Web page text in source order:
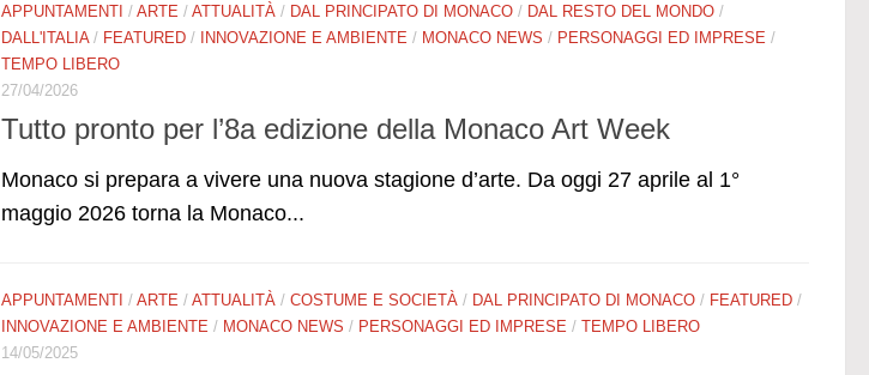
APPUNTAMENTI / ARTE / ATTUALITÀ / DAL PRINCIPATO DI MONACO / DAL RESTO DEL MONDO /
DALL'ITALIA / FEATURED / INNOVAZIONE E AMBIENTE / MONACO NEWS / PERSONAGGI ED IMPRESE /
TEMPO LIBERO
27/04/2026
Tutto pronto per l’8a edizione della Monaco Art Week
Monaco si prepara a vivere una nuova stagione d’arte. Da oggi 27 aprile al 1°
maggio 2026 torna la Monaco...
APPUNTAMENTI / ARTE / ATTUALITÀ / COSTUME E SOCIETÀ / DAL PRINCIPATO DI MONACO / FEATURED /
INNOVAZIONE E AMBIENTE / MONACO NEWS / PERSONAGGI ED IMPRESE / TEMPO LIBERO
14/05/2025